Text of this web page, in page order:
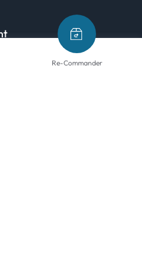
Re-Commander